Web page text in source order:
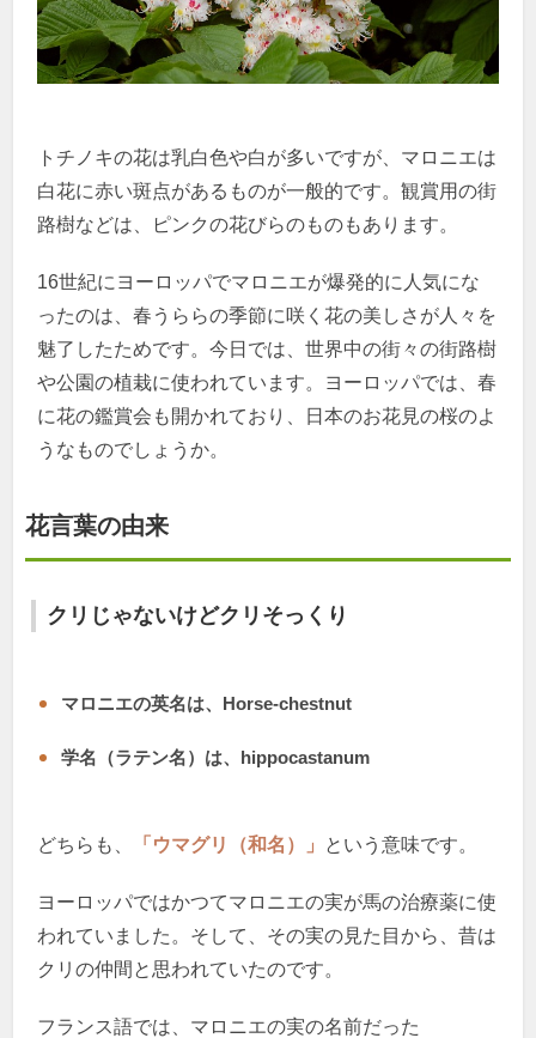
トチノキの花は乳白色や白が多いですが、マロニエは
白花に赤い斑点があるものが一般的です。観賞用の街
路樹などは、ピンクの花びらのものもあります。
16世紀にヨーロッパでマロニエが爆発的に人気にな
ったのは、春うららの季節に咲く花の美しさが人々を
魅了したためです。今日では、世界中の街々の街路樹
や公園の植栽に使われています。ヨーロッパでは、春
に花の鑑賞会も開かれており、日本のお花見の桜のよ
うなものでしょうか。
花言葉の由来
クリじゃないけどクリそっくり
マロニエの英名は、Horse-chestnut
学名（ラテン名）は、hippocastanum
どちらも、 「ウマグリ（和名）」 という意味です。
ヨーロッパではかつてマロニエの実が馬の治療薬に使
われていました。そして、その実の見た目から、昔は
クリの仲間と思われていたのです。
フランス語では、マロニエの実の名前だった